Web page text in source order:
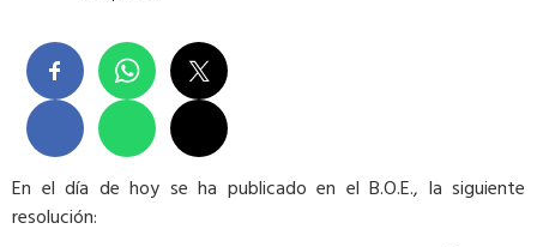
En el día de hoy se ha publicado en el B.O.E., la siguiente
resolución: